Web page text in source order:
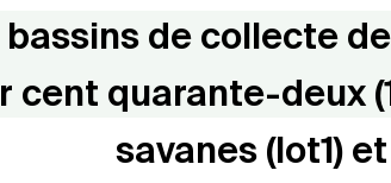
bassins de collecte
cent quarante-deux
savanes (lot1)